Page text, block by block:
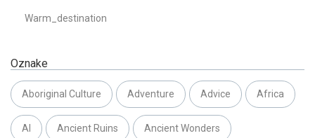
Warm_destination
Oznake
Aboriginal Culture Adventure Advice Africa
AI Ancient Ruins Ancient Wonders